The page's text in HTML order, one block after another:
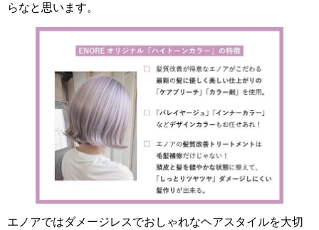
らなと思います。
エノアではダメージレスでおしゃれなヘアスタイルを大切